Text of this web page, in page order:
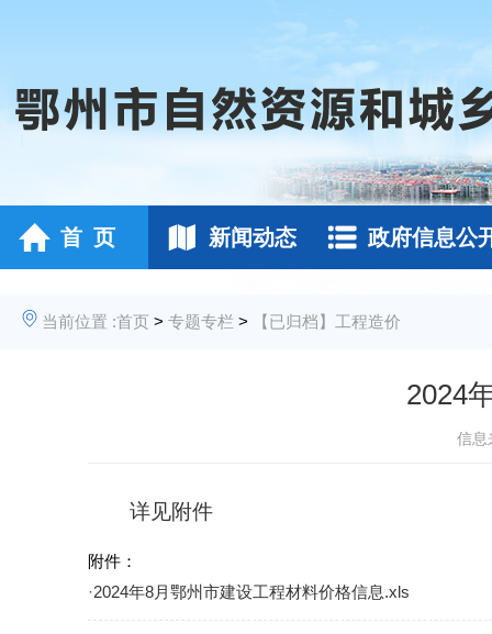
首 页 新闻动态 政府信息公
当前位置 :首页 > 专题专栏 > 【已归档】工程造价
2024
信息
详见附件
附件：
·2024年8月鄂州市建设工程材料价格信息.xls